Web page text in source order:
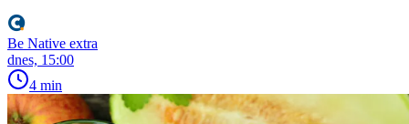
Be Native extra
dnes, 15:00
4 min